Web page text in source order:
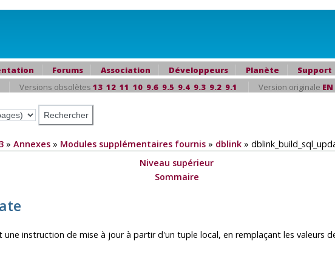
Forums Association Développeurs Planète
Support
Versions obsolètes 13 12 11 10 9.6 9.5 9.4 9.3 9.2 9.1 Version originale EN
» Annexes » Modules supplémentaires fournis » dblink »
Niveau supérieur
Sommaire
instruction de mise à jour à partir d'un tuple local, en remplaçant les valeurs